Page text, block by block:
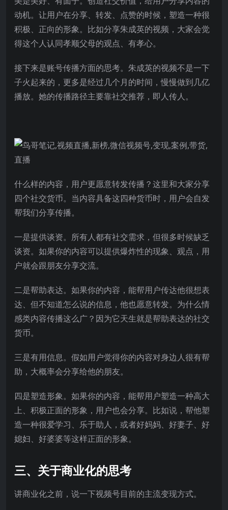
动机。让用户在分享、转发、点赞的时候，塑造一种很
积极、正向的形象。比如分享朱成英的视频，大家会觉
得这个人认同孝顺父母的观点、有孝心。
接下来是账号传播方面的思考。朱成英的视频不是一下
子火起来的，更多是经过几个月的时间，慢慢做到几亿
播放。她的传播路径主要靠社交推荐，即人传人。
什么样的内容，用户更愿意转发传播？这里和大家分享
四个社交货币。当内容具备这四种货币时，用户会自发
帮我们分享传播。
一是提供谈资。所有人都有社交需求，但很多时候缺乏
谈资。如果你的内容可以提供爆炸性的现象、观点，用
户就会跟朋友分享交流。
二是帮助表达。如果你的内容，能帮用户传达他很想表
达、但不知道怎么说的信息，他也愿意转发。为什么情
感类内容传播这么广？因为它天生就是帮助表达的社交
货币。
三是有用信息。假如用户觉得你的内容对身边人很有帮
助，大概率会分享给他的朋友。
四是塑造形象。如果你的内容，能帮用户塑造一种高大
上、积极正面的形象，用户也会分享。比如说，帮他塑
造一种很爱学习、乐于助人，或者好妈妈、好妻子、好
媳妇、好婆婆等这样正面的形象。
三、关于商业化的思考
讲商业化之前，说一下视频号目前的主流变现方式。